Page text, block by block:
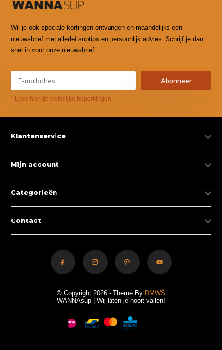
Wil je ook speciale kortingen ontvangen en maandelijks een
nieuwsbrief met allerlei suptips en persoonlijk advies. Schrijf je dan
snel in voor onze nieuwsbrief.
Abonneer
* Lees hier de wettelijke beperkingen
Klantenservice
Mijn account
Categorieën
Contact
© Copyright 2026 - Theme By DMWS
WANNAsup | Wij laten je nooit vallen!